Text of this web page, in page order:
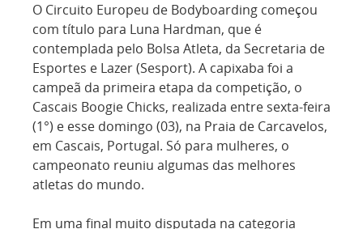
O Circuito Europeu de Bodyboarding começou
com título para Luna Hardman, que é
contemplada pelo Bolsa Atleta, da Secretaria de
Esportes e Lazer (Sesport). A capixaba foi a
campeã da primeira etapa da competição, o
Cascais Boogie Chicks, realizada entre sexta-feira
(1°) e esse domingo (03), na Praia de Carcavelos,
em Cascais, Portugal. Só para mulheres, o
campeonato reuniu algumas das melhores
atletas do mundo.
Em uma final muito disputada na categoria